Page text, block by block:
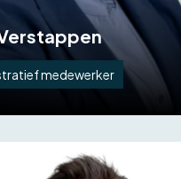
medewerker